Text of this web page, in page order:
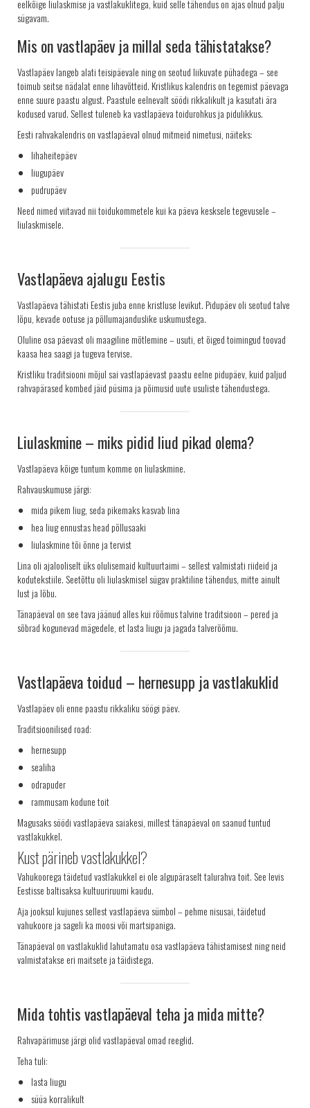
eelkõige liulaskmise ja vastlakuklitega, kuid selle tähendus on ajas olnud palju
sügavam.
Mis on vastlapäev ja millal seda tähistatakse?
Vastlapäev langeb alati teisipäevale ning on seotud liikuvate pühadega – see
toimub seitse nädalat enne lihavõtteid. Kristlikus kalendris on tegemist päevaga
enne suure paastu algust. Paastule eelnevalt söödi rikkalikult ja kasutati ära
kodused varud. Sellest tuleneb ka vastlapäeva toidurohkus ja pidulikkus.
Eesti rahvakalendris on vastlapäeval olnud mitmeid nimetusi, näiteks:
lihaheitepäev
liugupäev
pudrupäev
Need nimed viitavad nii toidukommetele kui ka päeva kesksele tegevusele –
liulaskmisele.
Vastlapäeva ajalugu Eestis
Vastlapäeva tähistati Eestis juba enne kristluse levikut. Pidupäev oli seotud talve
lõpu, kevade ootuse ja põllumajanduslike uskumustega.
Oluline osa päevast oli maagiline mõtlemine – usuti, et õiged toimingud toovad
kaasa hea saagi ja tugeva tervise.
Kristliku traditsiooni mõjul sai vastlapäevast paastu eelne pidupäev, kuid paljud
rahvapärased kombed jäid püsima ja põimusid uute usuliste tähendustega.
Liulaskmine – miks pidid liud pikad olema?
Vastlapäeva kõige tuntum komme on liulaskmine.
Rahvauskumuse järgi:
mida pikem liug, seda pikemaks kasvab lina
hea liug ennustas head põllusaaki
liulaskmine tõi õnne ja tervist
Lina oli ajalooliselt üks olulisemaid kultuurtaimi – sellest valmistati riideid ja
kodutekstiile. Seetõttu oli liulaskmisel sügav praktiline tähendus, mitte ainult
lust ja lõbu.
Tänapäeval on see tava jäänud alles kui rõõmus talvine traditsioon – pered ja
sõbrad kogunevad mägedele, et lasta liugu ja jagada talverõõmu.
Vastlapäeva toidud – hernesupp ja vastlakuklid
Vastlapäev oli enne paastu rikkaliku söögi päev.
Traditsioonilised road:
hernesupp
sealiha
odrapuder
rammusam kodune toit
Magusaks söödi vastlapäeva saiakesi, millest tänapäeval on saanud tuntud
vastlakukkel.
Kust pärineb vastlakukkel?
Vahukoorega täidetud vastlakukkel ei ole algupäraselt talurahva toit. See levis
Eestisse baltisaksa kultuuriruumi kaudu.
Aja jooksul kujunes sellest vastlapäeva sümbol – pehme nisusai, täidetud
vahukoore ja sageli ka moosi või martsipaniga.
Tänapäeval on vastlakuklid lahutamatu osa vastlapäeva tähistamisest ning neid
valmistatakse eri maitsete ja täidistega.
Mida tohtis vastlapäeval teha ja mida mitte?
Rahvapärimuse järgi olid vastlapäeval omad reeglid.
Teha tuli:
lasta liugu
süüa korralikult